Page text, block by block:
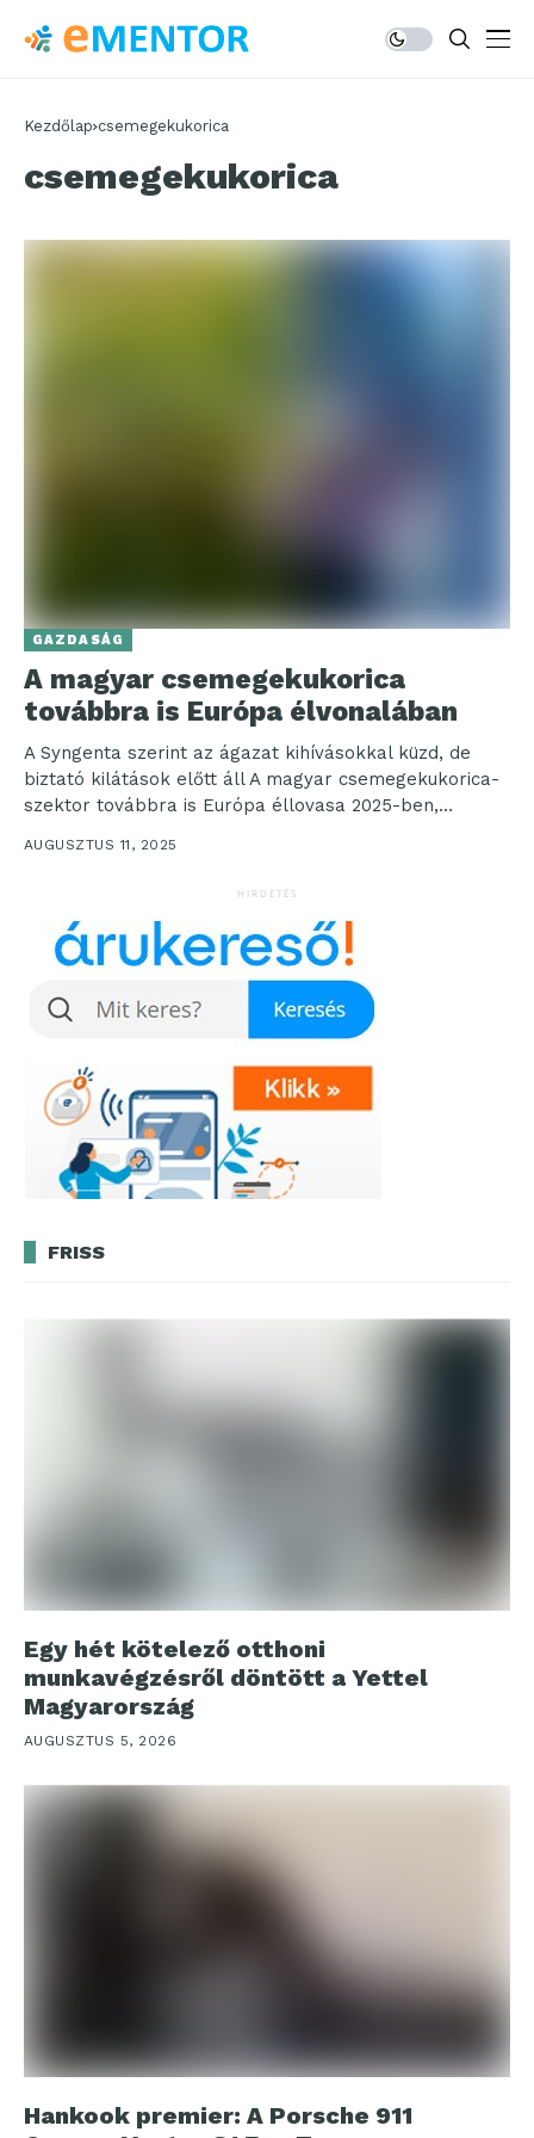
Kezdőlap csemegekukorica
csemegekukorica
GAZDASÁG
A magyar csemegekukorica
továbbra is Európa élvonalában
A Syngenta szerint az ágazat kihívásokkal küzd, de
biztató kilátások előtt áll A magyar csemegekukorica-
szektor továbbra is Európa éllovasa 2025-ben,
AUGUSZTUS 11, 2025
HIRDETÉS
FRISS
Egy hét kötelező otthoni
munkavégzésről döntött a Yettel
Magyarország
AUGUSZTUS 5, 2026
Hankook premier: A Porsche 911